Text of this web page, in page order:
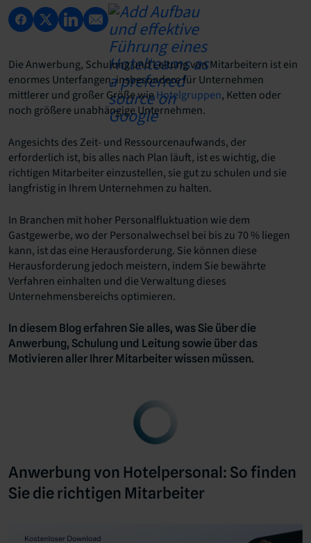
Die Anwerbung, Schulung und Leitung von Mitarbeitern ist ein
enormes Unterfangen, insbesondere für Unternehmen
mittlerer und großer Größe wieHotelgruppen, Ketten oder
noch größere unabhängige Unternehmen.
Angesichts des Zeit- und Ressourcenaufwands, der
erforderlich ist, bis alles nach Plan läuft, ist es wichtig, die
richtigen Mitarbeiter einzustellen, sie gut zu schulen und sie
langfristig in Ihrem Unternehmen zu halten.
In Branchen mit hoher Personalfluktuation wie dem
Gastgewerbe, wo der Personalwechsel bei bis zu 70 % liegen
kann, ist das eine Herausforderung. Sie können diese
Herausforderung jedoch meistern, indem Sie bewährte
Verfahren einhalten und die Verwaltung dieses
Unternehmensbereichs optimieren.
In diesem Blog erfahren Sie alles, was Sie über die
Anwerbung, Schulung und Leitung sowie über das
Motivieren aller Ihrer Mitarbeiter wissen müssen.
Anwerbung von Hotelpersonal: So finden
Sie die richtigen Mitarbeiter